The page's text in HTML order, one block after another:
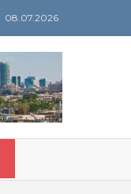
08.07.2026